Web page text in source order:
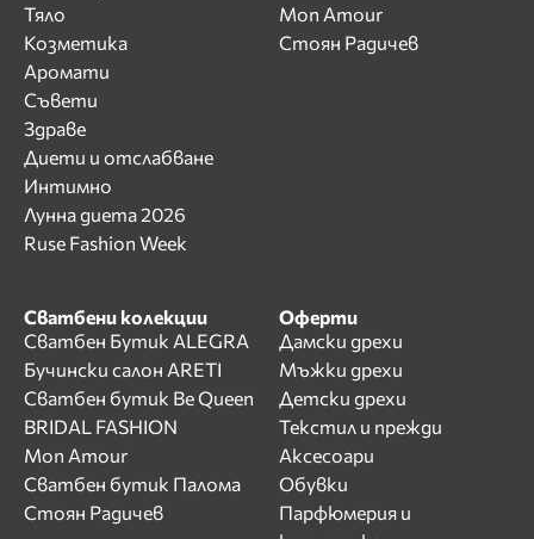
Тяло
Козметика
Аромати
Съвети
Здраве
Диети и отслабване
Интимно
Лунна диета 2026
Ruse Fashion Week
Mon Amour
Стоян Радичев
Сватбени колекции
Сватбен Бутик ALEGRA
Бучински салон ARETI
Сватбен бутик Be Queen
BRIDAL FASHION
Mon Amour
Сватбен бутик Палома
Стоян Радичев
Оферти
Дамски дрехи
Мъжки дрехи
Детски дрехи
Текстил и прежди
Аксесоари
Обувки
Парфюмерия и